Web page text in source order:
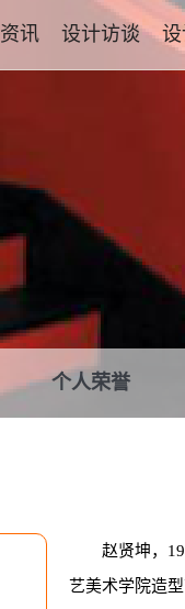
资讯 设计访谈
个人荣誉
赵贤坤，
艺美术学院造